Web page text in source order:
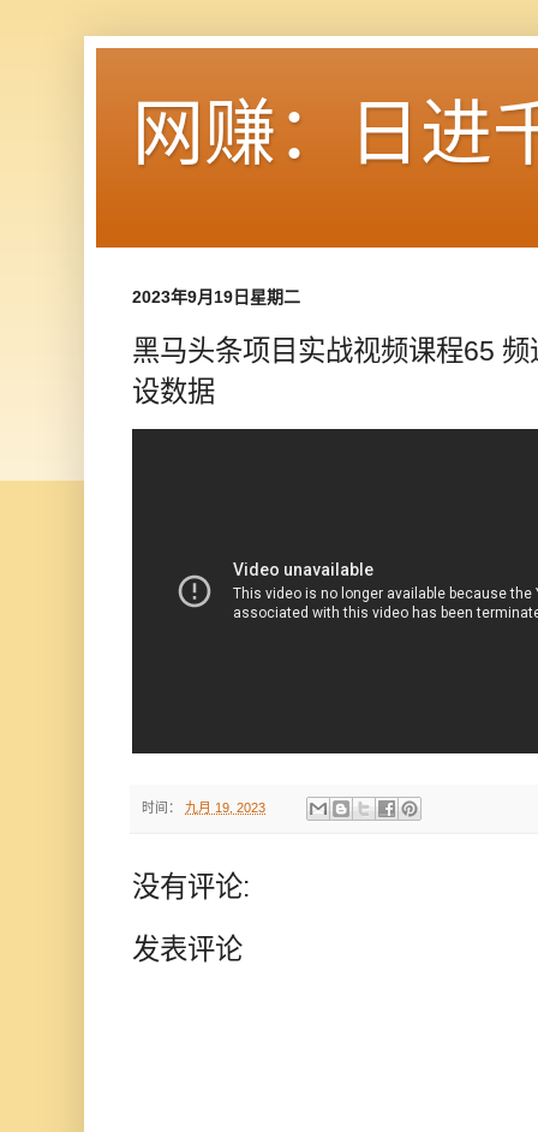
网赚：日进
2023年9月19日星期二
黑马头条项目实战视频课程65
设数据
时间： 九月 19, 2023
没有评论:
发表评论